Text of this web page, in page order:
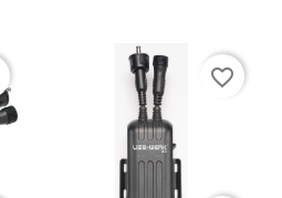
favorite_border